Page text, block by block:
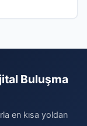
Buluşma
en kısa yoldan